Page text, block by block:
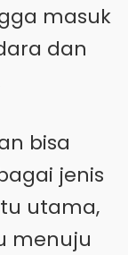
masuk
dan
bisa
jenis
utama,
menuju